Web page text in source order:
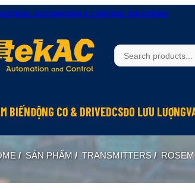
AUTOMATION & CONTROL SOLUTIONS
BIẾNĐỘNG CƠ & DRIVEDCSĐO LƯU LƯỢNG
/ SẢN PHẨM / TRANSMITTERS /